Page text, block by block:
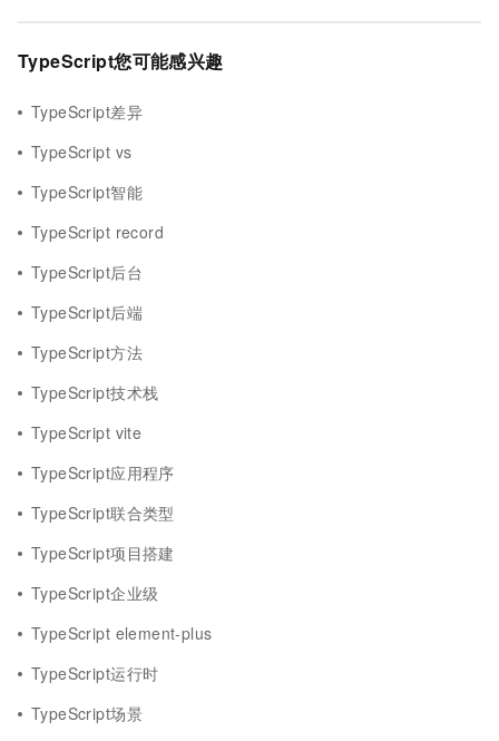
TypeScript您可能感兴趣
TypeScript差异
TypeScript vs
TypeScript智能
TypeScript record
TypeScript后台
TypeScript后端
TypeScript方法
TypeScript技术栈
TypeScript vite
TypeScript应用程序
TypeScript联合类型
TypeScript项目搭建
TypeScript企业级
TypeScript element-plus
TypeScript运行时
TypeScript场景